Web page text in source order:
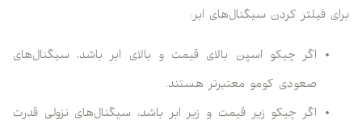
برای فیلتر کردن سیگنال‌های ابر:
اگر چیکو اسپن بالای قیمت و بالای ابر باشد، سیگنال‌های
صعودی کومو معتبرتر هستند.
اگر چیکو زیر قیمت و زیر ابر باشد، سیگنال‌های نزولی قدرت